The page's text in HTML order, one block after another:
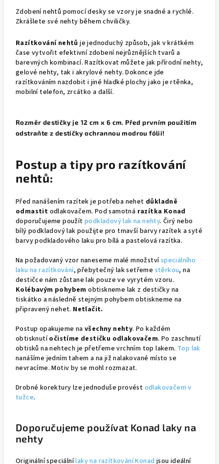
Zdobení nehtů pomocí desky se vzory je snadné a rychlé.
Zkrášlete své nehty během chviličky.
Razítkování nehtů je jednoduchý způsob, jak v krátkém
čase vytvořit efektivní zdobení nejrůznějších tvarů a
barevných kombinací. Razítkovat můžete jak přírodní nehty,
gelové nehty, tak i akrylové nehty. Dokonce jde
razítkováním nazdobit i jiné hladké plochy jako je rtěnka,
mobilní telefon, zrcátko a další.
Rozměr destičky je 12 cm x 6 cm. Před prvním použitím
odstraňte z destičky ochrannou modrou fólii!
Postup a tipypro razítkování
nehtů:
Před nanášením razítek je potřeba nehet důkladně
odmastit odlakovačem. Pod samotná razítka Konad
doporučujeme použít podkladový lak na nehty. Čirý nebo
bílý podkladový lak použijte pro tmavší barvy razítek a syté
barvy podkladového laku pro bílá a pastelová razítka.
Na požadovaný vzor naneseme malé množstvíspeciálního
laku na razítkování, přebytečný lak setřeme stěrkou, na
destičce nám zůstane lak pouze ve vyrytém vzoru.
Kolébavým pohybem obtiskneme lak z destičky na
tiskátko a následně stejným pohybem obtiskneme na
připravený nehet. Netlačit.
Postup opakujeme na všechny nehty. Po každém
obtisknutíočistíme destičku odlakovačem. Po zaschnutí
obtisků na nehtech je přetřeme vrchním top lakem. Top lak
nanášíme jedním tahem a na již nalakované místo se
nevracíme. Motiv by se mohl rozmazat.
Drobné korektury lze jednoduše provést odlakovačem v
tužce.
Doporučujeme používat Konad laky na
nehty
Originální speciálnílaky na razítkování Konad jsou ideální